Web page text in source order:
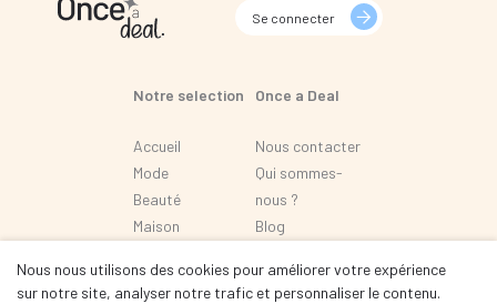
Nous nous utilisons des cookies pour améliorer votre expérience
sur notre site, analyser notre trafic et personnaliser le contenu.
Se connecter
Notre selection
Accueil
Mode
Beauté
Maison
Automobile
Once a Deal
Nous contacter
Qui sommes-
nous ?
Blog